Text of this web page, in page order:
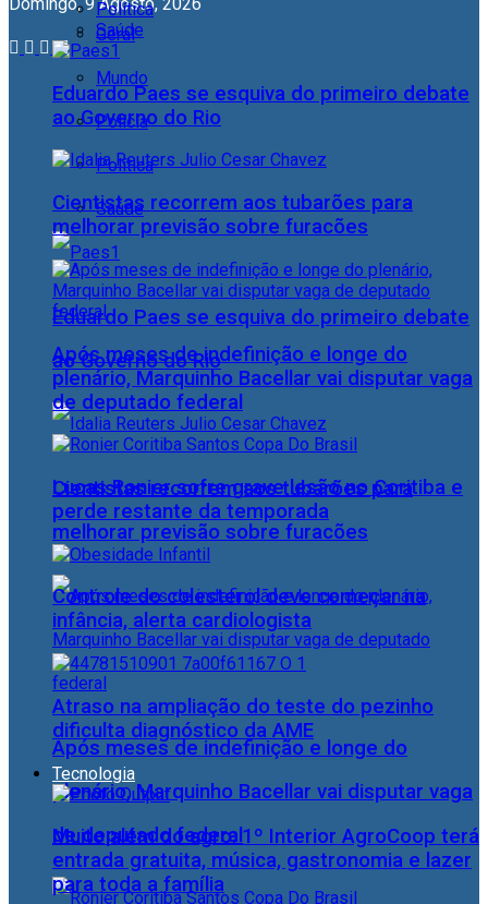
Geral
Mundo
Polícia
Política
Saúde
Eduardo Paes se esquiva do primeiro debate
ao Governo do Rio
Cientistas recorrem aos tubarões para
melhorar previsão sobre furacões
Após meses de indefinição e longe do
plenário, Marquinho Bacellar vai disputar vaga
de deputado federal
Política
Saúde
Eduardo Paes se esquiva do primeiro debate
ao Governo do Rio
Cientistas recorrem aos tubarões para
melhorar previsão sobre furacões
Após meses de indefinição e longe do
plenário, Marquinho Bacellar vai disputar vaga
de deputado federal
Lucas Ronier sofre grave lesão no Coritiba e
perde restante da temporada
Controle do colesterol deve começar na
infância, alerta cardiologista
Atraso na ampliação do teste do pezinho
dificulta diagnóstico da AME
Tecnologia
Muito além do agro: 1º Interior AgroCoop terá
entrada gratuita, música, gastronomia e lazer
para toda a família